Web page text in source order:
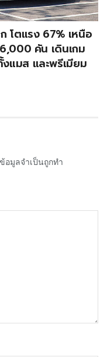
โตแรง 67% เหนือ
คัน เดินเกม
งแมส และพรีเมียม
อมูลจำเป็นถูกทำ